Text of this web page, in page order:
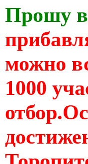
Прошу
можно
1000